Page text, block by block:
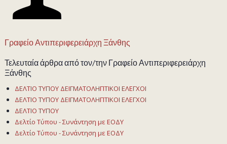
Γραφείο Αντιπεριφερειάρχη Ξάνθης
Τελευταία άρθρα από τον/την Γραφείο Αντιπεριφερειάρχη
Ξάνθης
ΔΕΛΤΙΟ ΤΥΠΟΥ ΔΕΙΓΜΑΤΟΛΗΠΤΙΚΟΙ ΕΛΕΓΧΟΙ
ΔΕΛΤΙΟ ΤΥΠΟΥ ΔΕΙΓΜΑΤΟΛΗΠΤΙΚΟΙ ΕΛΕΓΧΟΙ
ΔΕΛΤΙΟ ΤΥΠΟΥ
Δελτίο Τύπου - Συνάντηση με ΕΟΔΥ
Δελτίο Τύπου - Συνάντηση με ΕΟΔΥ